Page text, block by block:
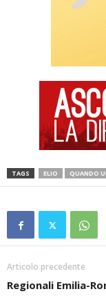
TAGS ELIO QUANDO
Articolo precedente
Regionali Emilia-